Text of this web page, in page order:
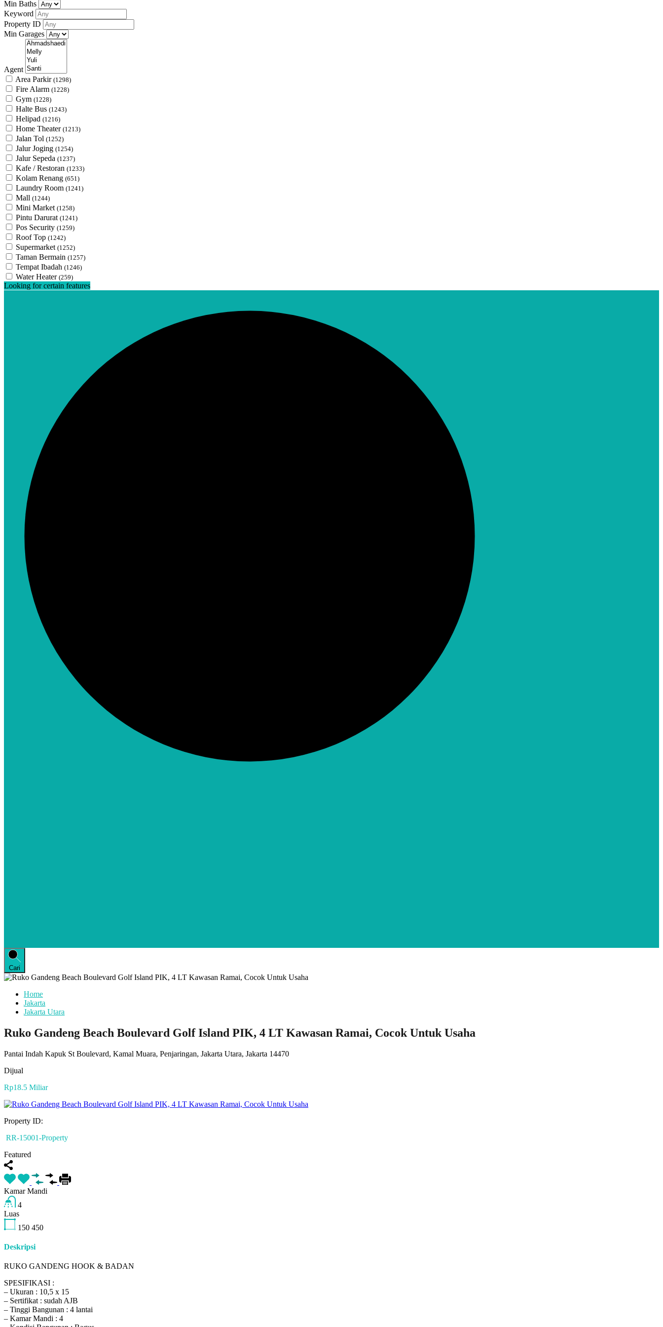
Min Baths
Keyword
Property ID
Min Garages
Agent
Area Parkir (1298)
Fire Alarm (1228)
Gym (1228)
Halte Bus (1243)
Helipad (1216)
Home Theater (1213)
Jalan Tol (1252)
Jalur Joging (1254)
Jalur Sepeda (1237)
Kafe / Restoran (1233)
Kolam Renang (651)
Laundry Room (1241)
Mall (1244)
Mini Market (1258)
Pintu Darurat (1241)
Pos Security (1259)
Roof Top (1242)
Supermarket (1252)
Taman Bermain (1257)
Tempat Ibadah (1246)
Water Heater (259)
Looking for certain features
Cari
Home
Jakarta
Jakarta Utara
Ruko Gandeng Beach Boulevard Golf Island PIK, 4 LT Kawasan Ramai, Cocok Untuk Usaha
Pantai Indah Kapuk St Boulevard, Kamal Muara, Penjaringan, Jakarta Utara, Jakarta 14470
Dijual
Rp18.5 Miliar
Property ID:
RR-15001-Property
Featured
Kamar Mandi
4
Luas
150 450
Deskripsi
RUKO GANDENG HOOK & BADAN
SPESIFIKASI :
– Ukuran : 10,5 x 15
– Sertifikat : sudah AJB
– Tinggi Bangunan : 4 lantai
– Kamar Mandi : 4